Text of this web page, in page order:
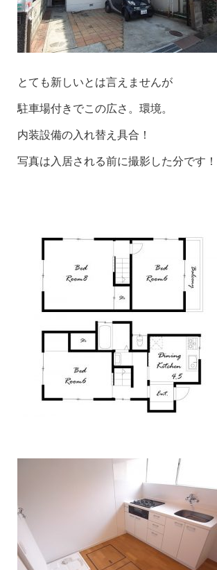
とても新しいとは言えませんが
駐車場付きでこの広さ。環境。
内装設備の入れ替え具合！
写真は入居される前に撮影した分です！